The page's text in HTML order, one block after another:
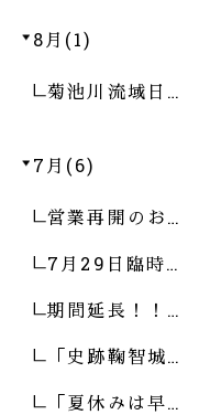
8月(1)
菊池川流域日…
7月(6)
営業再開のお…
7月29日臨時…
期間延長！！…
「史跡鞠智城…
「夏休みは早…